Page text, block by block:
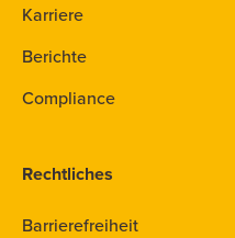
Karriere
Berichte
Compliance
Rechtliches
Barrierefreiheit